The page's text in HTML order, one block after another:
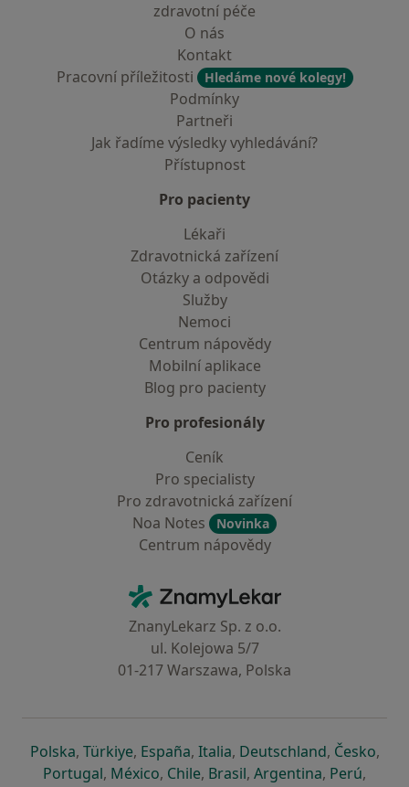
zdravotní péče
O nás
Kontakt
Pracovní příležitosti
Hledáme nové kolegy!
Podmínky
Partneři
Jak řadíme výsledky vyhledávání?
Přístupnost
Pro pacienty
Lékaři
Zdravotnická zařízení
Otázky a odpovědi
Služby
Nemoci
Centrum nápovědy
Mobilní aplikace
Blog pro pacienty
Pro profesionály
Ceník
Pro specialisty
Pro zdravotnická zařízení
Noa Notes
Novinka
Centrum nápovědy
ZnamyLekar - Hlavní stránka
ZnanyLekarz Sp. z o.o.
ul. Kolejowa 5/7
01-217 Warszawa, Polska
Polskase otevře v nové záložce
, Türkiyese otevře v nové záložce
, Españase otevře v nové záložce
, Italiase otevře v nové záložce
, Deutschlandse otevře v
, Českose
,
Portugalse otevře v nové záložce
, Méxicose otevře v nové záložce
, Chilese otevře v nové záložce
, Brasilse otevře v nové
, Argentinase otevře v
, Perúse
,